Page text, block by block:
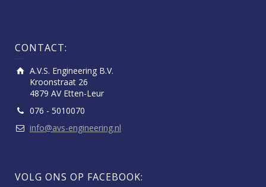
CONTACT:
A.V.S. Engineering B.V.
Kroonstraat 26
4879 AV Etten-Leur
076 - 5010070
info@avs-engineering.nl
VOLG ONS OP FACEBOOK: